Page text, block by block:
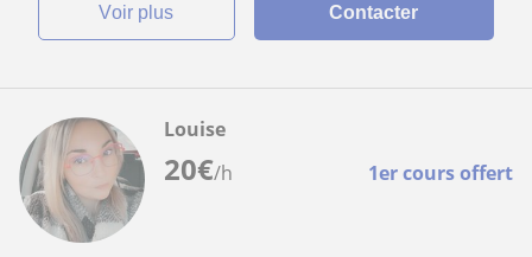
voir plus Contacter
20€/h 1er cours offert
Louise